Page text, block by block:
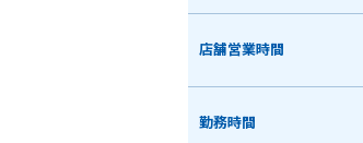
店舗営業時間
勤務時間